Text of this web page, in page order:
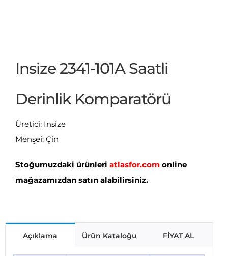
Insize 2341-101A Saatli
Derinlik Komparatörü
Üretici: Insize
Menşei: Çin
Stoğumuzdaki ürünleri atlasfor.com online
mağazamızdan satın alabilirsiniz.
Açıklama Ürün Kataloğu FİYAT AL